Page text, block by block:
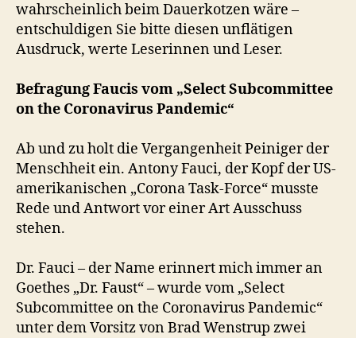
wahrscheinlich beim Dauerkotzen wäre –
entschuldigen Sie bitte diesen unflätigen
Ausdruck, werte Leserinnen und Leser.
Befragung Faucis vom „Select Subcommittee
on the Coronavirus Pandemic“
Ab und zu holt die Vergangenheit Peiniger der
Menschheit ein. Antony Fauci, der Kopf der US-
amerikanischen „Corona Task-Force“ musste
Rede und Antwort vor einer Art Ausschuss
stehen.
Dr. Fauci – der Name erinnert mich immer an
Goethes „Dr. Faust“ – wurde vom „Select
Subcommittee on the Coronavirus Pandemic“
unter dem Vorsitz von Brad Wenstrup zwei